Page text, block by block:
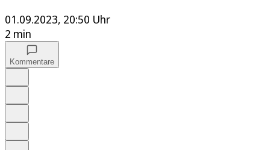
01.09.2023, 20:50 Uhr
2 min
Kommentare